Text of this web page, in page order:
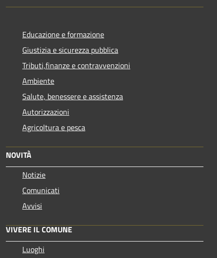
Educazione e formazione
Giustizia e sicurezza pubblica
Tributi,finanze e contravvenzioni
Ambiente
Salute, benessere e assistenza
Autorizzazioni
Agricoltura e pesca
NOVITÀ
Notizie
Comunicati
Avvisi
VIVERE IL COMUNE
Luoghi